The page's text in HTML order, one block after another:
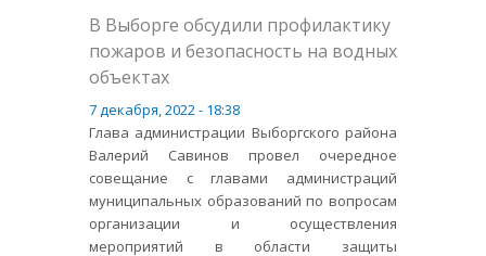
В Выборге обсудили профилактику
пожаров и безопасность на водных
объектах
7 декабря, 2022 - 18:38
Глава администрации Выборгского района
Валерий Савинов провел очередное
совещание с главами администраций
муниципальных образований по вопросам
организации и осуществления
мероприятий в области защиты